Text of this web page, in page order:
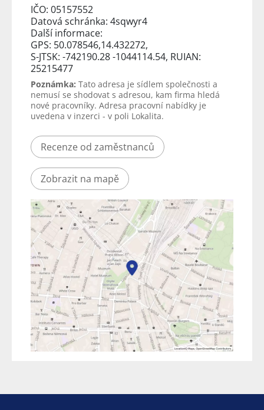
IČO: 05157552
Datová schránka: 4sqwyr4
Další informace:
GPS: 50.078546,14.432272,
S-JTSK: -742190.28 -1044114.54, RUIAN:
25215477
Poznámka: Tato adresa je sídlem společnosti a
nemusí se shodovat s adresou, kam firma hledá
nové pracovníky. Adresa pracovní nabídky je
uvedena v inzerci - v poli Lokalita.
Recenze od zaměstnanců
Zobrazit na mapě